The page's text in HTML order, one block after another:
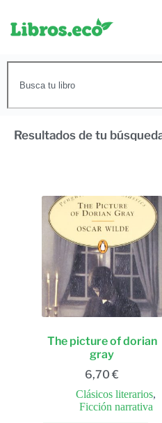
Resultados de tu
The picture of dorian
gray
6,70€
Clásicos literarios,
Ficción narrativa